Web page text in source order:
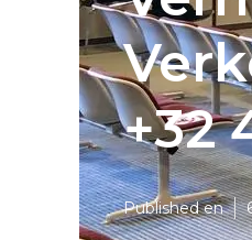
+32
Published en